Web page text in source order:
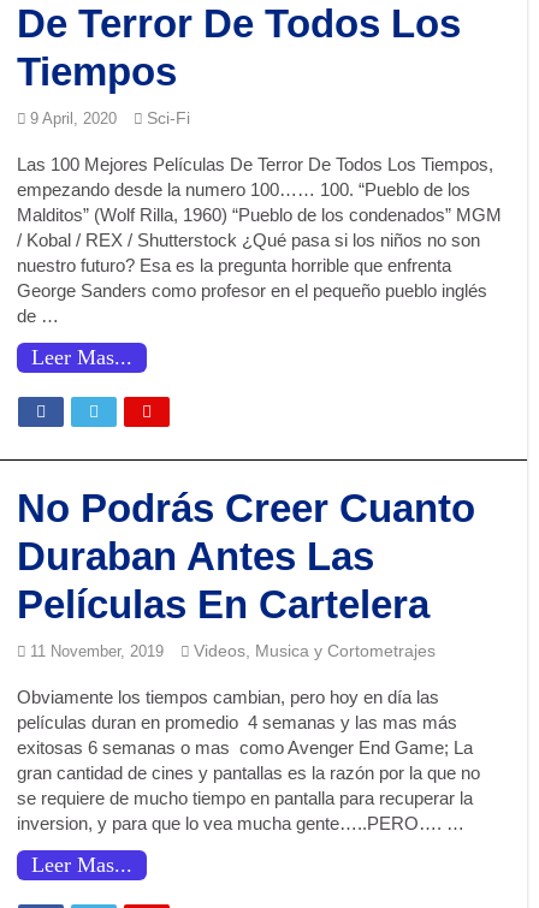
De Terror De Todos Los
Tiempos
9 April, 2020 Sci-Fi
Las 100 Mejores Películas De Terror De Todos Los Tiempos,
empezando desde la numero 100…… 100. “Pueblo de los
Malditos” (Wolf Rilla, 1960) “Pueblo de los condenados” MGM
/ Kobal / REX / Shutterstock ¿Qué pasa si los niños no son
nuestro futuro? Esa es la pregunta horrible que enfrenta
George Sanders como profesor en el pequeño pueblo inglés
de …
Leer Mas...
No Podrás Creer Cuanto
Duraban Antes Las
Películas En Cartelera
11 November, 2019 Videos, Musica y Cortometrajes
Obviamente los tiempos cambian, pero hoy en día las
películas duran en promedio 4 semanas y las mas más
exitosas 6 semanas o mas como Avenger End Game; La
gran cantidad de cines y pantallas es la razón por la que no
se requiere de mucho tiempo en pantalla para recuperar la
inversion, y para que lo vea mucha gente…..PERO…. …
Leer Mas...